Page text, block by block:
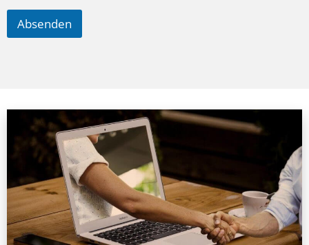
Absenden